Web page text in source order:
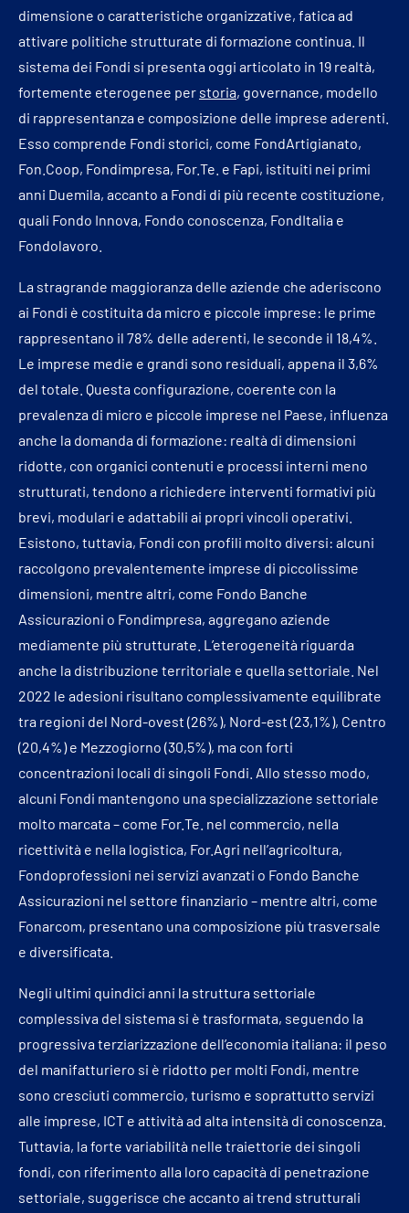
dimensione o caratteristiche organizzative, fatica ad
attivare politiche strutturate di formazione continua. Il
sistema dei Fondi si presenta oggi articolato in 19 realtà,
fortemente eterogenee per storia, governance, modello
di rappresentanza e composizione delle imprese aderenti.
Esso comprende Fondi storici, come FondArtigianato,
Fon.Coop, Fondimpresa, For.Te. e Fapi, istituiti nei primi
anni Duemila, accanto a Fondi di più recente costituzione,
quali Fondo Innova, Fondo conoscenza, FondItalia e
Fondolavoro.
La stragrande maggioranza delle aziende che aderiscono
ai Fondi è costituita da micro e piccole imprese: le prime
rappresentano il 78% delle aderenti, le seconde il 18,4%.
Le imprese medie e grandi sono residuali, appena il 3,6%
del totale. Questa configurazione, coerente con la
prevalenza di micro e piccole imprese nel Paese, influenza
anche la domanda di formazione: realtà di dimensioni
ridotte, con organici contenuti e processi interni meno
strutturati, tendono a richiedere interventi formativi più
brevi, modulari e adattabili ai propri vincoli operativi.
Esistono, tuttavia, Fondi con profili molto diversi: alcuni
raccolgono prevalentemente imprese di piccolissime
dimensioni, mentre altri, come Fondo Banche
Assicurazioni o Fondimpresa, aggregano aziende
mediamente più strutturate. L’eterogeneità riguarda
anche la distribuzione territoriale e quella settoriale. Nel
2022 le adesioni risultano complessivamente equilibrate
tra regioni del Nord-ovest (26%), Nord-est (23,1%), Centro
(20,4%) e Mezzogiorno (30,5%), ma con forti
concentrazioni locali di singoli Fondi. Allo stesso modo,
alcuni Fondi mantengono una specializzazione settoriale
molto marcata – come For.Te. nel commercio, nella
ricettività e nella logistica, For.Agri nell’agricoltura,
Fondoprofessioni nei servizi avanzati o Fondo Banche
Assicurazioni nel settore finanziario – mentre altri, come
Fonarcom, presentano una composizione più trasversale
e diversificata.
Negli ultimi quindici anni la struttura settoriale
complessiva del sistema si è trasformata, seguendo la
progressiva terziarizzazione dell’economia italiana: il peso
del manifatturiero si è ridotto per molti Fondi, mentre
sono cresciuti commercio, turismo e soprattutto servizi
alle imprese, ICT e attività ad alta intensità di conoscenza.
Tuttavia, la forte variabilità nelle traiettorie dei singoli
fondi, con riferimento alla loro capacità di penetrazione
settoriale, suggerisce che accanto ai trend strutturali